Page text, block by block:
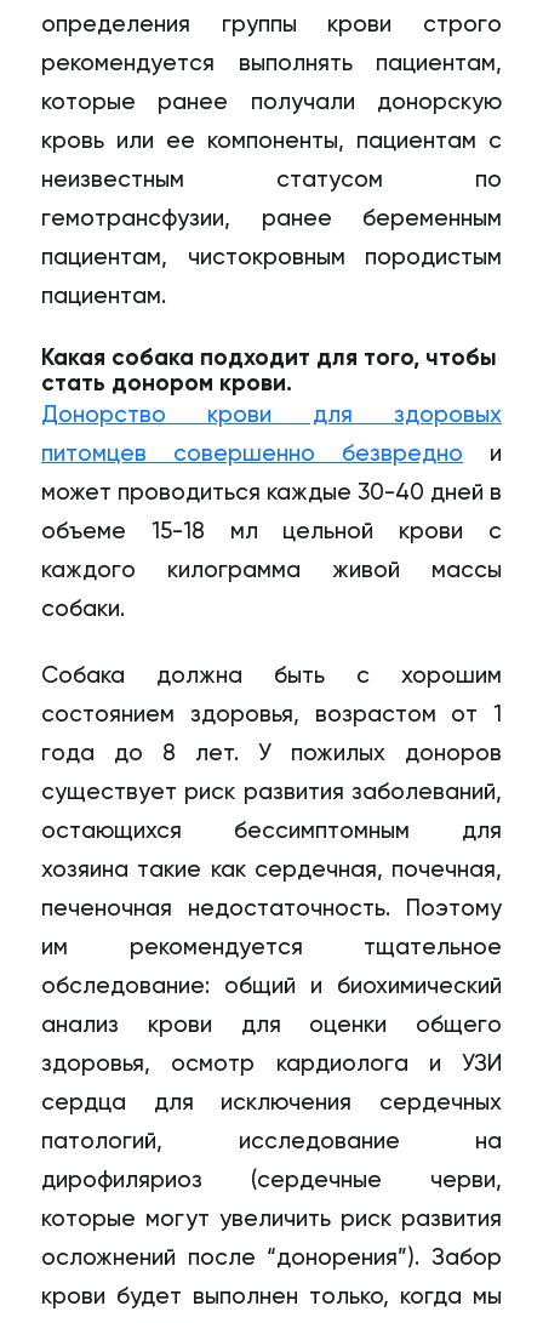
определения группы крови строго
рекомендуется выполнять пациентам,
которые ранее получали донорскую
кровь или ее компоненты, пациентам с
неизвестным статусом по
гемотрансфузии, ранее беременным
пациентам, чистокровным породистым
пациентам.
Какая собака подходит для того, чтобы
стать донором крови.
Донорство крови для здоровых
питомцев совершенно безвредно и
может проводиться каждые 30-40 дней в
объеме 15-18 мл цельной крови с
каждого килограмма живой массы
собаки.
Собака должна быть с хорошим
состоянием здоровья, возрастом от 1
года до 8 лет. У пожилых доноров
существует риск развития заболеваний,
остающихся бессимптомным для
хозяина такие как сердечная, почечная,
печеночная недостаточность. Поэтому
им рекомендуется тщательное
обследование: общий и биохимический
анализ крови для оценки общего
здоровья, осмотр кардиолога и УЗИ
сердца для исключения сердечных
патологий, исследование на
дирофиляриоз (сердечные черви,
которые могут увеличить риск развития
осложнений после “донорения”). Забор
крови будет выполнен только, когда мы